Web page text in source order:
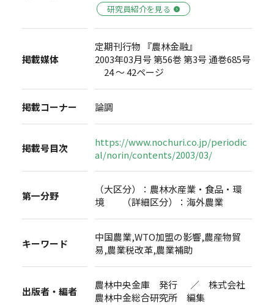
研究員紹介を見る
掲載媒体
定期刊行物 『農林金融』
2003年03月号 第56巻 第3号 通巻685号
24 ～ 42ページ
掲載コーナー 論調
掲載号目次
https://www.nochuri.co.jp/periodic
al/norin/contents/2003/03/
第一分野
（大区分）：農林水産業・食品・環
境 （詳細区分）：海外農業
キーワード
中国農業,WTO加盟の影響,農産物貿
易,農業税改革,農業補助
出版者・編者
農林中央金庫 発行 ／ 株式会社
農林中金総合研究所 編集